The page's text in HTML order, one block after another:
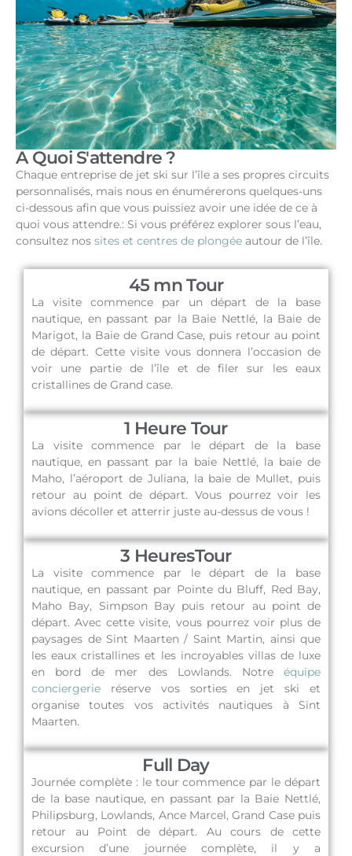
A Quoi S'attendre ?
Chaque entreprise de jet ski sur l’île a ses propres circuits
personnalisés, mais nous en énumérerons quelques-uns
ci-dessous afin que vous puissiez avoir une idée de ce à
quoi vous attendre.: Si vous préférez explorer sous l’eau,
consultez nos sites et centres de plongée autour de l’île.
45 mn Tour
La visite commence par un départ de la base
nautique, en passant par la Baie Nettlé, la Baie de
Marigot, la Baie de Grand Case, puis retour au point
de départ. Cette visite vous donnera l’occasion de
voir une partie de l’île et de filer sur les eaux
cristallines de Grand case.
1 Heure Tour
La visite commence par le départ de la base
nautique, en passant par la baie Nettlé, la baie de
Maho, l’aéroport de Juliana, la baie de Mullet, puis
retour au point de départ. Vous pourrez voir les
avions décoller et atterrir juste au-dessus de vous !
3 HeuresTour
La visite commence par le départ de la base
nautique, en passant par Pointe du Bluff, Red Bay,
Maho Bay, Simpson Bay puis retour au point de
départ. Avec cette visite, vous pourrez voir plus de
paysages de Sint Maarten / Saint Martin, ainsi que
les eaux cristallines et les incroyables villas de luxe
en bord de mer des Lowlands. Notreéquipe
conciergerie réserve vos sorties en jet ski et
organise toutes vos activités nautiques à Sint
Maarten.
Full Day
Journée complète : le tour commence par le départ
de la base nautique, en passant par la Baie Nettlé,
Philipsburg, Lowlands, Ance Marcel, Grand Case puis
retour au Point de départ. Au cours de cette
excursion d’une journée complète, il y a